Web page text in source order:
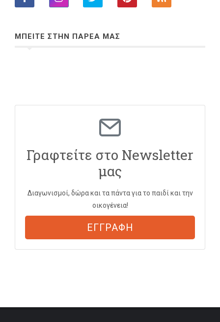
ΜΠΕΙΤΕ ΣΤΗΝ ΠΑΡΕΑ ΜΑΣ
Γραφτείτε στο Newsletter
μας
Διαγωνισμοί, δώρα και τα πάντα για το παιδί και την
οικογένεια!
ΕΓΓΡΑΦΗ